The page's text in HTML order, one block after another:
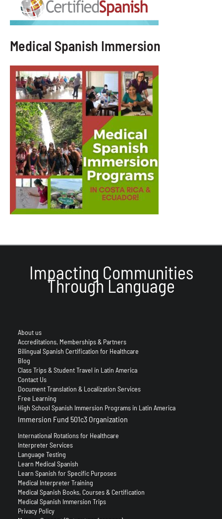
Medical Spanish Immersion
Impacting Communities
Through Language
About us
Accreditations, Memberships & Partners
Bilingual Spanish Certification for Healthcare
Blog
Class Trips & Student Travel in Latin America
Contact Us
Document Translation & Localization Services
Free Learning
High School Spanish Immersion Programs in Latin America
Immersion Fund 501c3 Organization
International Rotations for Healthcare
Interpreter Services
Language Testing
Learn Medical Spanish
Learn Spanish for Specific Purposes
Medical Interpreter Training
Medical Spanish Books, Courses & Certification
Medical Spanish Immersion Trips
Privacy Policy